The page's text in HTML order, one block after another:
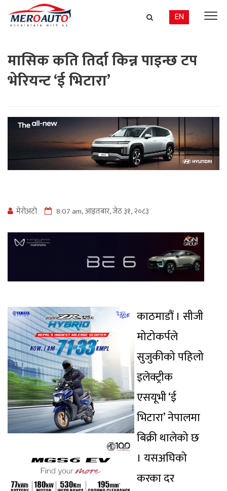
EN
मासिक कति तिर्दा किन्न पाइन्छ टप
भेरियन्ट ‘ई भिटारा’
मेराेअटाे 8:07 am, आइतबार, जेठ ३१, २०८३
काठमाडौं । सीजी
मोटोकर्पले
सुजुकीको पहिलो
इलेक्ट्रीक
एसयूभी ‘ई
भिटारा’ नेपालमा
बिक्री थालेको छ
। यसअघिको
करका दर